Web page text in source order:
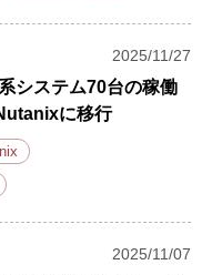
2025/11/27
システム70台の稼働
に移行
2025/11/07